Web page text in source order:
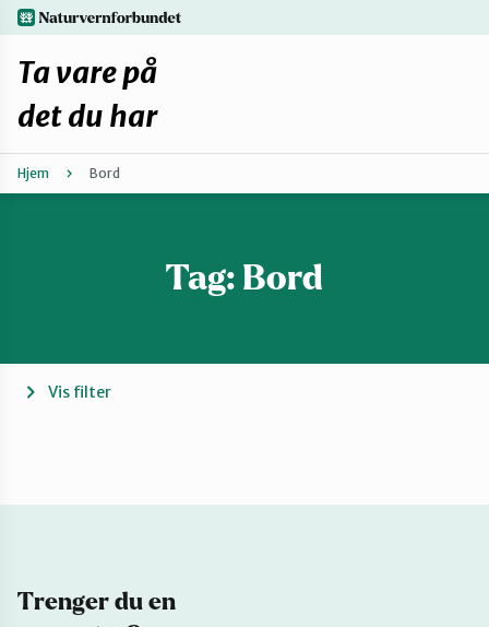
Hopp
til
hovedinnhold
Forbehold
Mitt navn
naturvernforbundet.no
Ta vare på
det du har
Hjem Bord
Tag: Bord
Vis filter
Trenger du en